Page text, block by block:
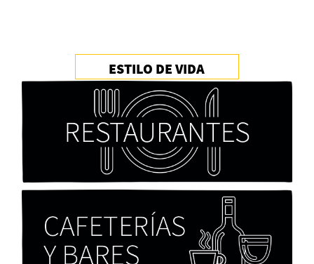
Cocaína Negra de Cristóbal Valenzuela Berríos
Paloma Pulisci
ESTILO DE VIDA